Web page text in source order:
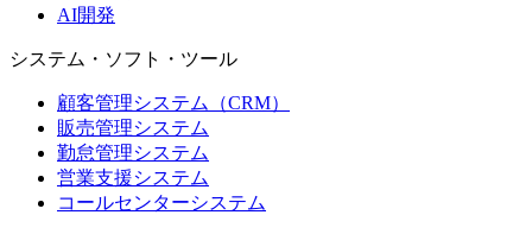
AI開発
システム・ソフト・ツール
顧客管理システム（CRM）
販売管理システム
勤怠管理システム
営業支援システム
コールセンターシステム